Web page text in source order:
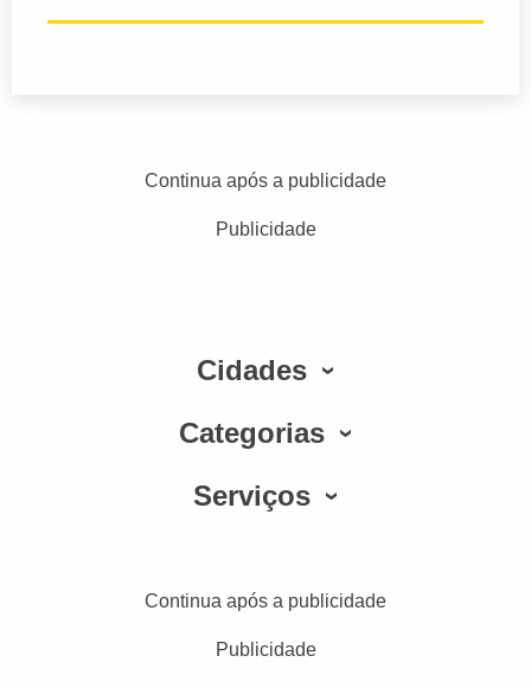
Continua após a publicidade
Publicidade
Cidades
Categorias
Serviços
Continua após a publicidade
Publicidade